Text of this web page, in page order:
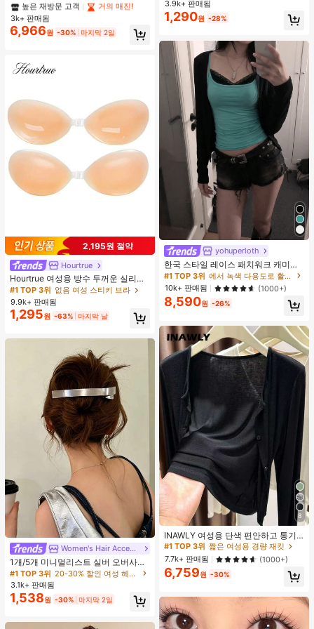
다용도 긴팔 티셔츠 여성용 탑, 유로
썸머 옐로우
높은 재방문 고객 거의 매진!
높은 재방문 고객
거의 매진!
#1 TOP 3위
높은 재방문 고객
거의 매진!
3k+ 판매됨
6,966원 -30% 마지막 2일
2,195원 절약
Hourtrue
Hourtrue 여성용 방수 두꺼운 실리콘
가슴 페탈, 작은 가슴 리프트업 & 푸시
인용, 웨딩 촬영 및 들러리용
#1 TOP 3위 없음 여성 스티키 브라
9.9k+ 판매됨
1,295원 -63% 마지막 날
Women's Hair Accessories
1개/5개 미니멀리스트 실버 오버사이
즈 메탈 여성용 헤어 클립, 업스타일,
브레이딩, 번을 위한 프리미엄 헤어 액
세서리, 악어 헤어 클립, 솔리드 컬러
매끄러운 표면 손상 없는 헤어 클립,
계절용
#1 TOP 3위
20-30% 할인 여성 헤어 액세서리
거의 매진!
#1 TOP 3위
20-30% 할인 여성 헤어 액세서리
거의 매진!
#1 TOP 3위
20-30% 할인 여성 헤어 액세서리
거의 매진!
#1 TOP 3위
20-30% 할인 여성 헤어 액세서리
3.1k+ 판매됨
1,538원 -30% 마지막 2일
3.9k+ 판매됨
1,290원 -28%
yohuperloth
한국 스타일 레이스 패치워크 캐미솔
탱크 탑, Y2K 에스테틱, 스트리트웨어
캐주얼 여름
#1 TOP 3위
에서 녹색 다용도로 활용 가능한 데일리 탑
10k+ 판매됨
(1000+)
8,590원 -26%
8
INAWLY 여성용 단색 편안하고 통기
성 좋은 긴 소매 앞면 버튼 캐주얼 다
용도 얇은 가디건
#1 TOP 3위
짧은 여성용 경량 재킷
거의 매진!
#1 TOP 3위 짧은 여성용 경량 재킷
거의 매진!
#1 TOP 3위 짧은 여성용 경량 재킷
거의 매진!
#1 TOP 3위 짧은 여성용 경량 재킷
7.7k+ 판매됨 (1000+)
6,759원 -30%